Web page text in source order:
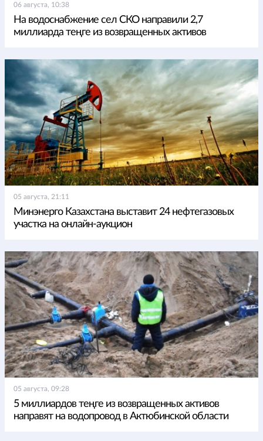
06 августа, 10:38
На водоснабжение сел СКО направили 2,7
миллиарда теңге из возвращенных активов
05 августа, 21:11
Минэнерго Казахстана выставит 24 нефтегазовых
участка на онлайн-аукцион
05 августа, 09:28
5 миллиардов теңге из возвращенных активов
направят на водопровод в Актюбинской области